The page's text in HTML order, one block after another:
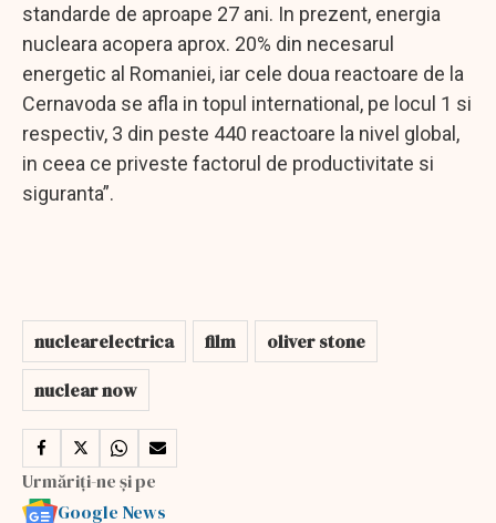
standarde de aproape 27 ani. In prezent, energia
nucleara acopera aprox. 20% din necesarul
energetic al Romaniei, iar cele doua reactoare de la
Cernavoda se afla in topul international, pe locul 1 si
respectiv, 3 din peste 440 reactoare la nivel global,
in ceea ce priveste factorul de productivitate si
siguranta”.
nuclearelectrica film
oliver stone
nuclear now
Urmăriți-ne și pe
Google News